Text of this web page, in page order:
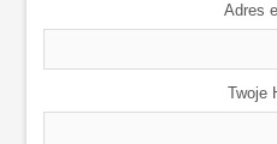
Adres
Twoje